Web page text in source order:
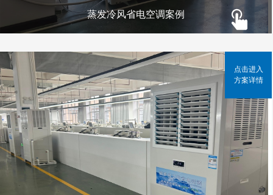
蒸发冷风省电空调案例
点击进入
方案详情